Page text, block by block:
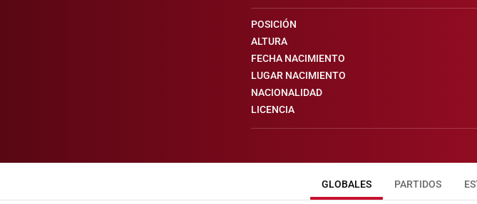
POSICIÓN
ALTURA
FECHA NACIMIENTO
LUGAR NACIMIENTO
NACIONALIDAD
LICENCIA
GLOBALES PARTIDOS